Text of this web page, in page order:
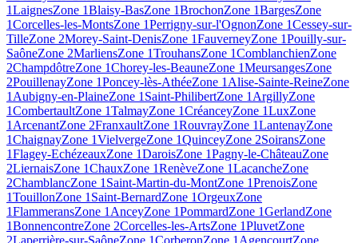
1LaignesZone 1Blaisy-BasZone 1BrochonZone 1BargesZone
1Corcelles-les-MontsZone 1Perrigny-sur-l'OgnonZone 1Cessey-sur-
TilleZone 2Morey-Saint-DenisZone 1FauverneyZone 1Pouilly-sur-
SaôneZone 2MarliensZone 1TrouhansZone 1ComblanchienZone
2ChampdôtreZone 1Chorey-les-BeauneZone 1MeursangesZone
2PouillenayZone 1Poncey-lès-AthéeZone 1Alise-Sainte-ReineZone
1Aubigny-en-PlaineZone 1Saint-PhilibertZone 1ArgillyZone
1CombertaultZone 1TalmayZone 1CréanceyZone 1LuxZone
1ArcenantZone 2FranxaultZone 1RouvrayZone 1LantenayZone
1ChaignayZone 1VielvergeZone 1QuinceyZone 2SoiransZone
1Flagey-EchézeauxZone 1DaroisZone 1Pagny-le-ChâteauZone
2LiernaisZone 1ChauxZone 1RenèveZone 1LacancheZone
2ChamblancZone 1Saint-Martin-du-MontZone 1PrenoisZone
1TouillonZone 1Saint-BernardZone 1OrgeuxZone
1FlammeransZone 1AnceyZone 1PommardZone 1GerlandZone
1BonnencontreZone 2Corcelles-les-ArtsZone 1PluvetZone